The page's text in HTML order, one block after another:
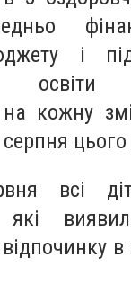
і
кожну
цього
всі
які